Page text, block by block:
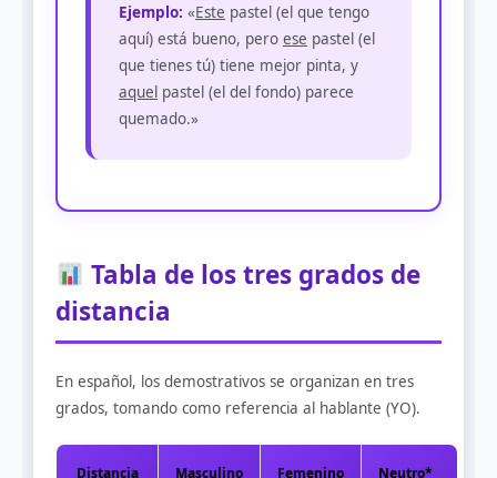
Ejemplo: «Este pastel (el que tengo
aquí) está bueno, pero ese pastel (el
que tienes tú) tiene mejor pinta, y
aquel pastel (el del fondo) parece
quemado.»
Tabla de los tres grados de
distancia
En español, los demostrativos se organizan en tres
grados, tomando como referencia al hablante (YO).
Distancia Masculino Femenino Neutro*